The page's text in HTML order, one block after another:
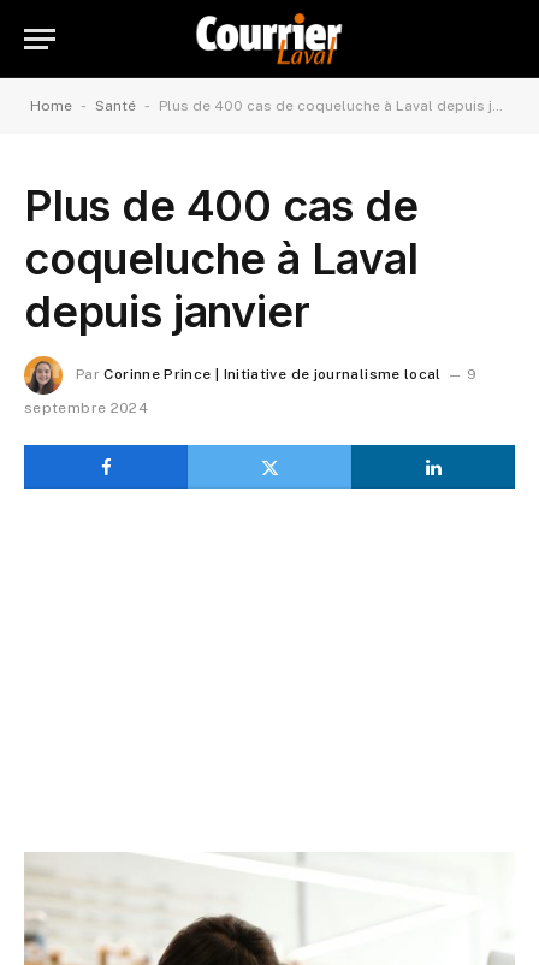
Home - Santé - Plus de 400 cas de coqueluche à Laval depuis janvier
Plus de 400 cas de
coqueluche à Laval
depuis janvier
Par Corinne Prince | Initiative de journalisme local
9
septembre 2024